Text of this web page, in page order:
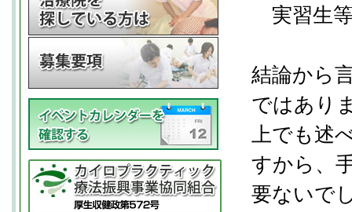
実習生
結論から
ではあり
上でも述
すから、
要ないで